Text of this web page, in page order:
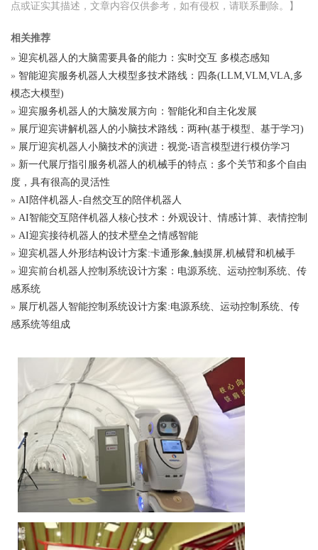
点或证实其描述，文章内容仅供参考，如有侵权，请联系删除。】
相关推荐
» 迎宾机器人的大脑需要具备的能力：实时交互 多模态感知
» 智能迎宾服务机器人大模型多技术路线：四条(LLM,VLM,VLA,多
模态大模型)
» 迎宾服务机器人的大脑发展方向：智能化和自主化发展
» 展厅迎宾讲解机器人的小脑技术路线：两种(基于模型、基于学习)
» 展厅迎宾机器人小脑技术的演进：视觉-语言模型进行模仿学习
» 新一代展厅指引服务机器人的机械手的特点：多个关节和多个自由
度，具有很高的灵活性
» AI陪伴机器人-自然交互的陪伴机器人
» AI智能交互陪伴机器人核心技术：外观设计、情感计算、表情控制
» AI迎宾接待机器人的技术壁垒之情感智能
» 迎宾机器人外形结构设计方案:卡通形象,触摸屏,机械臂和机械手
» 迎宾前台机器人控制系统设计方案：电源系统、运动控制系统、传
感系统
» 展厅机器人智能控制系统设计方案:电源系统、运动控制系统、传
感系统等组成